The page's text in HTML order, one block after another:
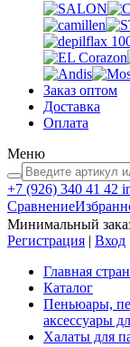
Заказ оптом
Доставка
Оплата
Меню
+7 (926) 340 41 42
Сравнение
Минимальный
Регистрация | Вход
Главная
Каталог
Пеньюары,
аксессуары
Халаты для